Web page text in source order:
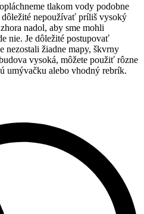
tlakom vody podobne
nepoužívať príliš vysoký
nadol, aby sme mohli
nie. Je dôležité postupovať
nezostali žiadne mapy, škvrny
vysoká, môžete použiť rôzne
umývačku alebo vhodný rebrík.